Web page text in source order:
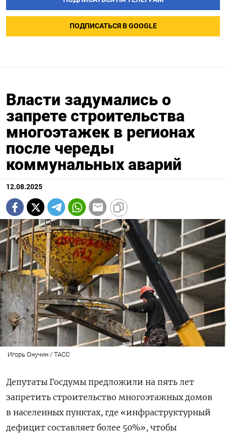
ПОДПИСАТЬСЯ В GOOGLE
Власти задумались о
запрете строительства
многоэтажек в регионах
после череды
коммунальных аварий
12.08.2025
Игорь Онучин / ТАСС
Депутаты Госдумы предложили на пять лет
запретить строительство многоэтажных домов
в населенных пунктах, где «инфраструктурный
дефицит составляет более 50%», чтобы